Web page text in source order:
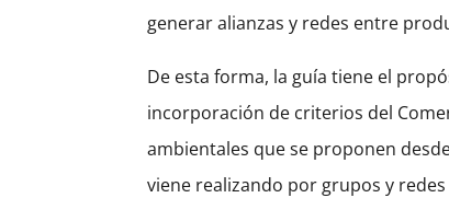
generar alianzas y redes entre
De esta forma, la guía tiene el
incorporación de criterios del
ambientales que se proponen
viene realizando por grupos y